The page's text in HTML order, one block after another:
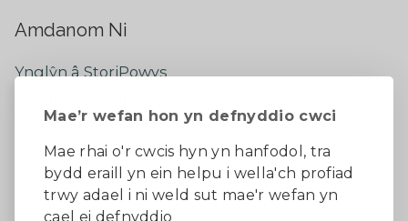
Mae’r wefan hon yn defnyddio cwci
Mae rhai o'r cwcis hyn yn hanfodol, tra
bydd eraill yn ein helpu i wella'ch profiad
trwy adael i ni weld sut mae'r wefan yn
cael ei defnyddio
Amdanom Ni
Ynglŷn â StoriPowys
Newyddion Diweddaraf
Dywedwch eich barn
Facebook